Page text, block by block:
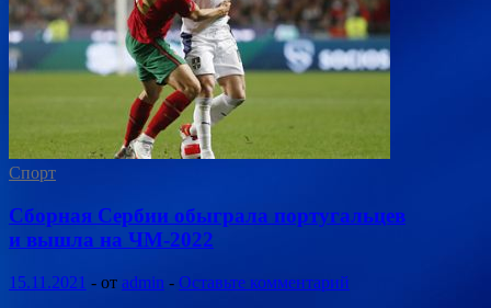
Спорт
Сборная Сербии обыграла португальцев
и вышла на ЧМ-2022
15.11.2021 - от admin - Оставьте комментарий